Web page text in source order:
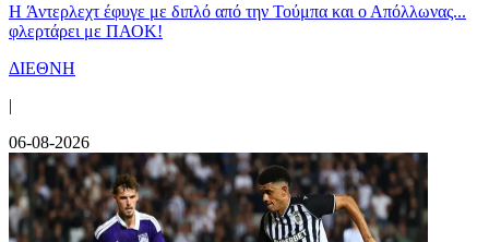
H Άντερλεχτ έφυγε με διπλό από την Τούμπα και ο Απόλλωνας...
φλερτάρει με ΠΑΟΚ!
ΔΙΕΘΝΗ
|
06-08-2026